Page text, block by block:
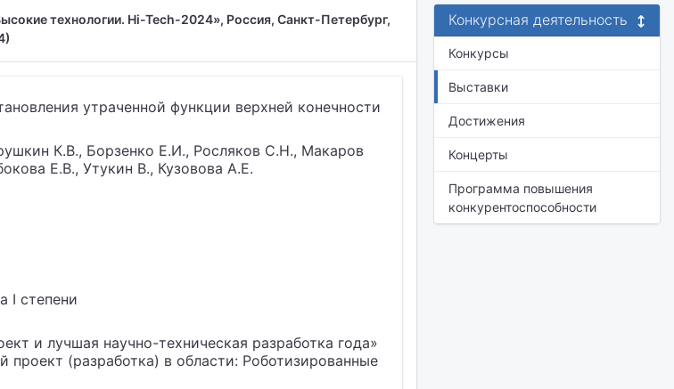
технологии. Hi-Tech-2024», Россия, Санкт-Петербург,
утраченной функции верхней конечности
К.В., Борзенко Е.И., Росляков С.Н., Макаров
Е.В., Утукин В., Кузовова А.Е.
I степени
и лучшая научно-техническая разработка года»
(разработка) в области: Роботизированные
Конкурсная деятельность
Конкурсы
Выставки
Достижения
Концерты
Программа повышения
конкурентоспособности